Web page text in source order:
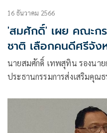
16 ธันวาคม 2566
'สมศักดิ์' เผย คณะก
ชาติ เลือกคนดีศรีจั
แล้ว
นายสมศักดิ์ เทพสุทิน รองนาย
ประธานกรรมการส่งเสริมคุณ